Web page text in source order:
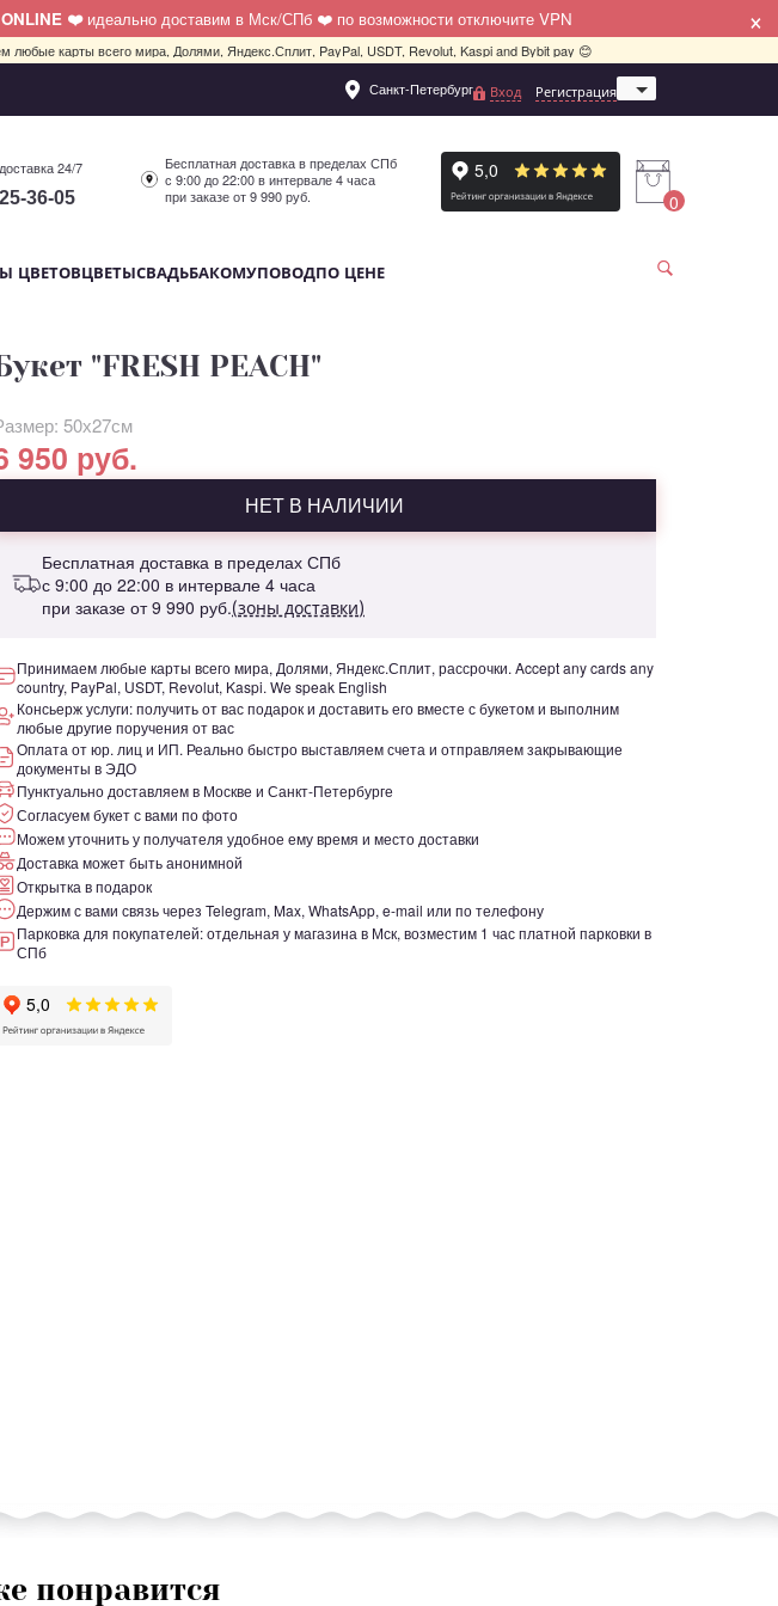
❤️ идеально доставим в Мск/СПб ❤️ по возможности отключите VPN ×
карты всего мира, Долями, Яндекс.Сплит, PayPal, USDT, Revolut, Kaspi and Bybit pay 😊
Санкт-Петербург
Москва
Вход Регистрация
24/7
36-05
Бесплатная доставка в пределах СПб
с 9:00 до 22:00 в интервале 4 часа
при заказе от 9 990 руб.
0
ЦВЕТОВЦВЕТЫСВАДЬБАКОМУПОВОДПО ЦЕНЕ
"FRESH PEACH"
50х27см
950 руб.
НЕТ В НАЛИЧИИ
Бесплатная доставка в пределах СПб
с 9:00 до 22:00 в интервале 4 часа
при заказе от9 990 руб.(зоны доставки)
Принимаем любые карты всего мира, Долями, Яндекс.Сплит, рассрочки. Accept any cards any
country, PayPal, USDT, Revolut, Kaspi. We speak English
Консьерж услуги: получить от вас подарок и доставить его вместе с букетом и выполним
любые другие поручения от вас
Оплата от юр. лиц и ИП. Реально быстро выставляем счета и отправляем закрывающие
документы в ЭДО
Пунктуально доставляем в Москве и Санкт-Петербурге
Согласуем букет с вами по фото
Можем уточнить у получателя удобное ему время и место доставки
Доставка может быть анонимной
Открытка в подарок
Держим с вами связь через Telegram, Max, WhatsApp, e-mail или по телефону
Парковка для покупателей: отдельная у магазина в Мск, возместим 1 час платной парковки в
СПб
понравится